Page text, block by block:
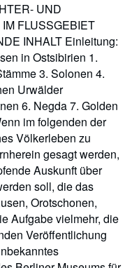
UND
FLUSSGEBIET
INHALT Einleitung:
in Ostsibirien 1.
3. Solonen 4.
Urwälder
6. Negda 7. Golden
im folgenden der
Völkerleben zu
gesagt werden,
Auskunft über
soll, die das
Orotschonen,
Aufgabe vielmehr, die
Veröffentlichung